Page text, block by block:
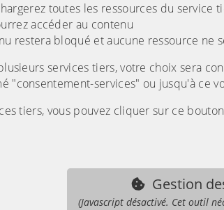
toutes les ressources du
accéder au contenu
restera bloqué et aucune ressource ne
services tiers, votre choix sera
"consentement-services" ou jusqu'à ce
tiers, vous pouvez cliquer sur ce
Gestion
(Javascript désactivé. Cet outil